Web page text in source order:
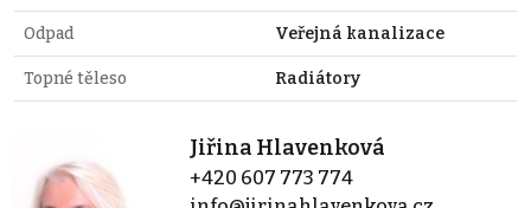
Odpad Veřejná kanalizace
Topné těleso Radiátory
Jiřina Hlavenková
+420 607 773 774